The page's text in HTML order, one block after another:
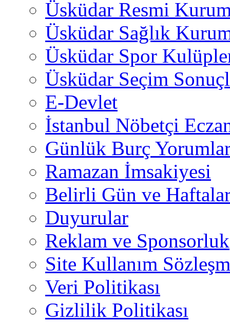
Üsküdar Resmi
Üsküdar Sağlık
Üsküdar Spor
Üsküdar Seçim
E-Devlet
İstanbul Nöbetçi
Günlük Burç
Ramazan İmsakiyesi
Belirli Gün ve
Duyurular
Reklam ve Sponsorluk
Site Kullanım
Veri Politikası
Gizlilik Politikası